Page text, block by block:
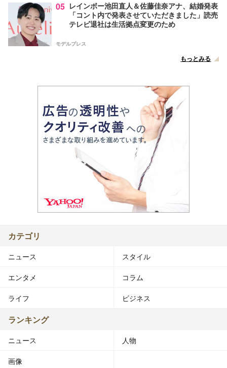
05 レインボー池田直人＆佐藤佳奈アナ、結婚発表
「コント内で発表させていただきました」読売
テレビ退社は生活拠点変更のため
モデルプレス
もっとみる
カテゴリ
ニュース スタイル
エンタメ コラム
ライフ ビジネス
ランキング
ニュース 人物
画像